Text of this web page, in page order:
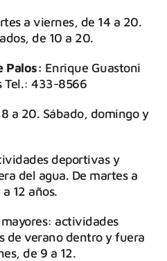
a viernes, de 14 a 20.
de 10 a 20.
Palos: Enrique Guastoni
Tel.: 433-8566
a 20. Sábado, domingo y
deportivas y
del agua. De martes a
12 años.
mayores: actividades
de verano dentro y fuera
de 9 a 12.